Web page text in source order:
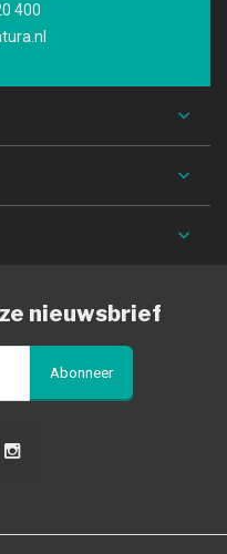
400
nieuwsbrief
Abonneer